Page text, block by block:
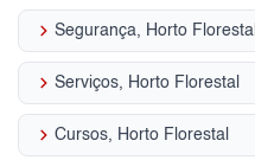
keyboard_arrow_right Segurança, Horto Florestal
keyboard_arrow_right Serviços, Horto Florestal
keyboard_arrow_right Cursos, Horto Florestal